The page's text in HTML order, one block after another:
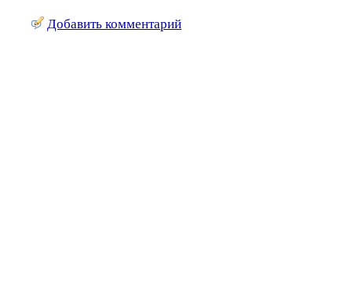
Добавить комментарий